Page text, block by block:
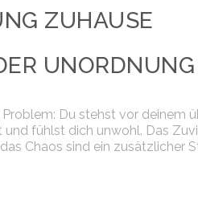
ZUHAUSE
Du stehst vor deinem
fühlst dich unwohl. Das
Chaos sind ein zusätzlicher